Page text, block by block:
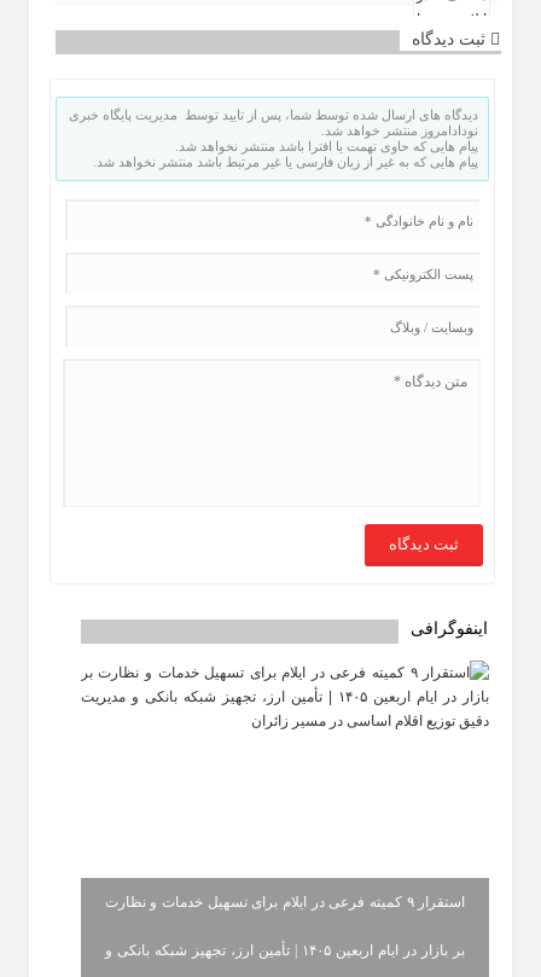
ثبت دیدگاه
دیدگاه های ارسال شده توسط شما، پس از تایید توسط مدیریت پایگاه خبری
نودادامروز منتشر خواهد شد.
پیام هایی که حاوی تهمت یا افترا باشد منتشر نخواهد شد.
پیام هایی که به غیر از زبان فارسی یا غیر مرتبط باشد منتشر نخواهد شد.
اینفوگرافی
استقرار ۹ کمیته فرعی در ایلام برای تسهیل خدمات و نظارت
بر بازار در ایام اربعین ۱۴۰۵ | تأمین ارز، تجهیز شبکه بانکی و